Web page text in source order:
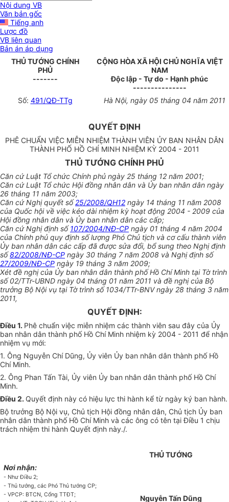
Nội dung VB
Văn bản gốc
Tiếng anh
Lược đồ
VB liên quan
Bản án áp dụng
THỦ TƯỚNG CHÍNH
PHỦ
-------
CỘNG HÒA XÃ HỘI CHỦ NGHĨA VIỆT
NAM
Độc lập - Tự do - Hạnh phúc
---------------
Số: 491/QĐ-TTg Hà Nội, ngày 05 tháng 04 năm 2011
QUYẾT ĐỊNH
PHÊ CHUẨN VIỆC MIỄN NHIỆM THÀNH VIÊN ỦY BAN NHÂN DÂN
THÀNH PHỐ HỒ CHÍ MINH NHIỆM KỲ 2004 - 2011
THỦ TƯỚNG CHÍNH PHỦ
Căn cứ Luật Tổ chức Chính phủ ngày 25 tháng 12 năm 2001;
Căn cứ Luật Tổ chức Hội đồng nhân dân và Ủy ban nhân dân ngày
26 tháng 11 năm 2003;
Căn cứ Nghị quyết số25/2008/QH12 ngày 14 tháng 11 năm 2008
của Quốc hội về việc kéo dài nhiệm kỳ hoạt động 2004 - 2009 của
Hội đồng nhân dân và Ủy ban nhân dân các cấp;
Căn cứ Nghị định số107/2004/NĐ-CP ngày 01 tháng 4 năm 2004
của Chính phủ quy định số lượng Phó Chủ tịch và cơ cấu thành viên
Ủy ban nhân dân các cấp đã được sửa đổi, bổ sung theo Nghị định
số82/2008/NĐ-CP ngày 30 tháng 7 năm 2008 và Nghị định số
27/2009/NĐ-CP ngày 19 tháng 3 năm 2009;
Xét đề nghị của Ủy ban nhân dân thành phố Hồ Chí Minh tại Tờ trình
số 02/TTr-UBND ngày 04 tháng 01 năm 2011 và đề nghị của Bộ
trưởng Bộ Nội vụ tại Tờ trình số 1034/TTr-BNV ngày 28 tháng 3 năm
2011,
QUYẾT ĐỊNH:
Điều 1. Phê chuẩn việc miễn nhiệm các thành viên sau đây của Ủy
ban nhân dân thành phố Hồ Chí Minh nhiệm kỳ 2004 - 2011 để nhận
nhiệm vụ mới:
1. Ông Nguyễn Chí Dũng, Ủy viên Ủy ban nhân dân thành phố Hồ
Chí Minh.
2. Ông Phan Tấn Tài, Ủy viên Ủy ban nhân dân thành phố Hồ Chí
Minh.
Điều 2. Quyết định này có hiệu lực thi hành kể từ ngày ký ban hành.
Bộ trưởng Bộ Nội vụ, Chủ tịch Hội đồng nhân dân, Chủ tịch Ủy ban
nhân dân thành phố Hồ Chí Minh và các ông có tên tại Điều 1 chịu
trách nhiệm thi hành Quyết định này./.
Nơi nhận:
- Như Điều 2;
- Thủ tướng, các Phó Thủ tướng CP;
- VPCP: BTCN, Cổng TTĐT;
THỦ TƯỚNG
Nguyễn Tấn Dũng